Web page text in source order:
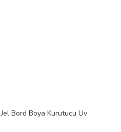
Bord Boya Kurutucu Uv